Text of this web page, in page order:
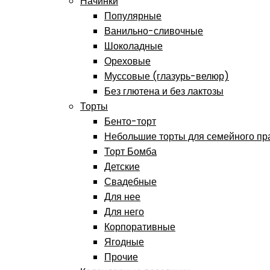
Популярные
Ванильно-сливочные
Шоколадные
Ореховые
Муссовые (глазурь-велюр)
Без глютена и без лактозы
Торты
Бенто-торт
Небольшие торты для семейного
Торт Бомба
Детские
Свадебные
Для нее
Для него
Корпоративные
Ягодные
Прочие